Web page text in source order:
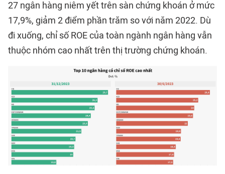
27 ngân hàng niêm yết trên sàn chứng khoán ở mức
17,9%, giảm 2 điểm phần trăm so với năm 2022. Dù
đi xuống, chỉ số ROE của toàn ngành ngân hàng vẫn
thuộc nhóm cao nhất trên thị trường chứng khoán.